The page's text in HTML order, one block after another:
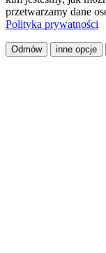
przetwarzamy dane
Polityka prywatności
Odmów inne opcje